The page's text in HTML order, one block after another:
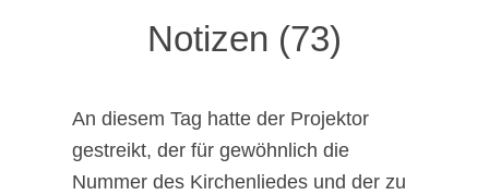
Notizen (73)
An diesem Tag hatte der Projektor
gestreikt, der für gewöhnlich die
Nummer des Kirchenliedes und der zu